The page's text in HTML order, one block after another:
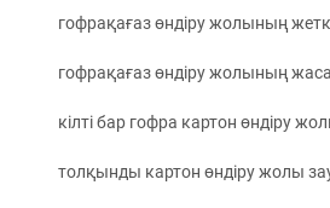
гофрақағаз өндіру жолының
гофрақағаз өндіру жолының
кілті бар гофра картон өндіру
толқынды картон өндіру жолы